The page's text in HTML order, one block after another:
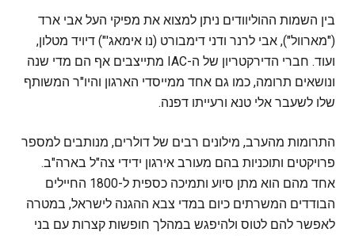
בין השמות ההוליוודים ניתן למצוא את מפיקי העל אבי ארד
("מארוול"), אבי לרנר ודני דימבורט (נו אימאג'") דיויד מטלון,
ועוד. חברי הדירקטריון של ה-IAC מתייצבים אף הם מדי שנה
ונושאים תרומה, כמו גם אחד ממייסדי הארגון והיו"ר המשותף
שלו לשעבר אלי טנא ורעייתו דפנה.
התרומות מהערב, מילונים רבים של דולרים, מנותבים למספר
פרויקטים ותוכניות בהם מעורב אירגון ידידי צה"ל בארה"ב.
אחד מהם הוא מתן סיוע ותמיכה כספית ל-1800 החיילים
הבודדים המשרתים כיום במדי צבא ההגנה לישראל, במטרה
לאפשר להם לטוס ולהיפגש במהלך חופשות קצרות עם בני